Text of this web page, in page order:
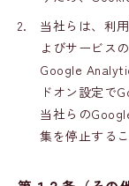
2.
当社らは、利
よびサービス
Google
ドオン設定で
当社らの
集を停止する